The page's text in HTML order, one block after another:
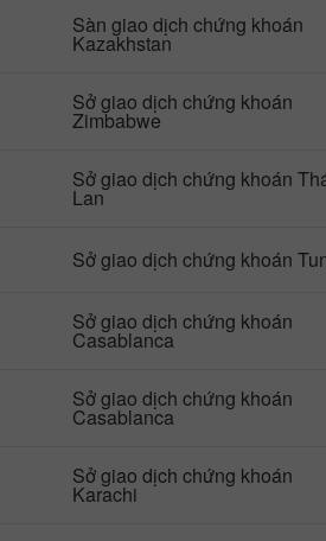
Sàn giao dịch chứng khoán
Kazakhstan
Sở giao dịch chứng khoán
Zimbabwe
Sở giao dịch chứng khoán
Lan
Sở giao dịch chứng khoán
Sở giao dịch chứng khoán
Casablanca
Sở giao dịch chứng khoán
Casablanca
Sở giao dịch chứng khoán
Karachi
Mở tài khoản
Demo
Mở